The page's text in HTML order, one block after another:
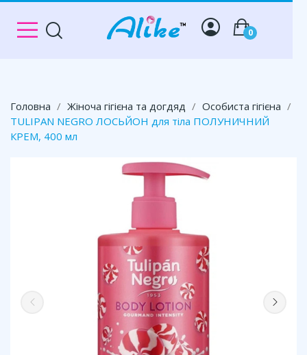
0
Головна Жіноча гігієна та догдяд
Особиста гігієна
TULIPAN NEGRO ЛОСЬЙОН для тіла ПОЛУНИЧНИЙ
КРЕМ, 400 мл